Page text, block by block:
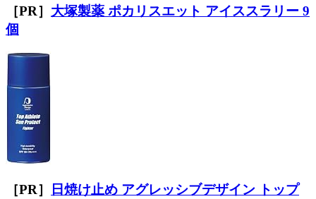
［PR］ 大塚製薬 ポカリスエット アイススラリー 9
個
［PR］
日焼け止め アグレッシブデザイン トップ